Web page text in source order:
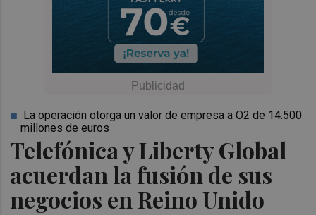
Telefónica y Liberty Global
acuerdan la fusión de sus
negocios en Reino Unido
La operación otorga un valor de empresa a O2 de 14.500
millones de euros